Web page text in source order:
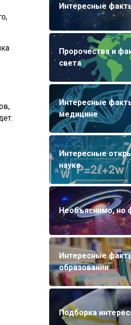
Интересные
Пророчества и
света
Интересные
медицине
Интересные
науке
Необъяснимо, но
Интересные
образовании
Подборка